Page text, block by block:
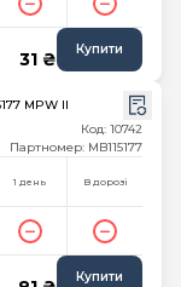
31 ₴ Купити
MPW II
Код: 10742
Партномер: MB115177
1 день В дорозі
Купити